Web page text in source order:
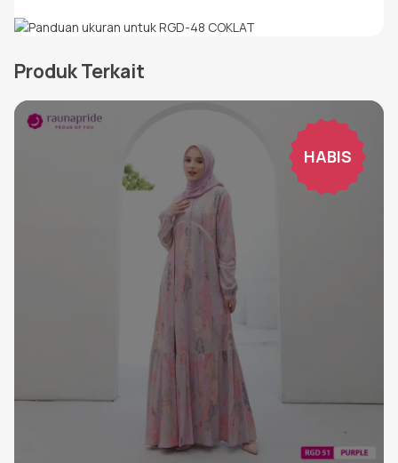
Produk Terkait
HABIS